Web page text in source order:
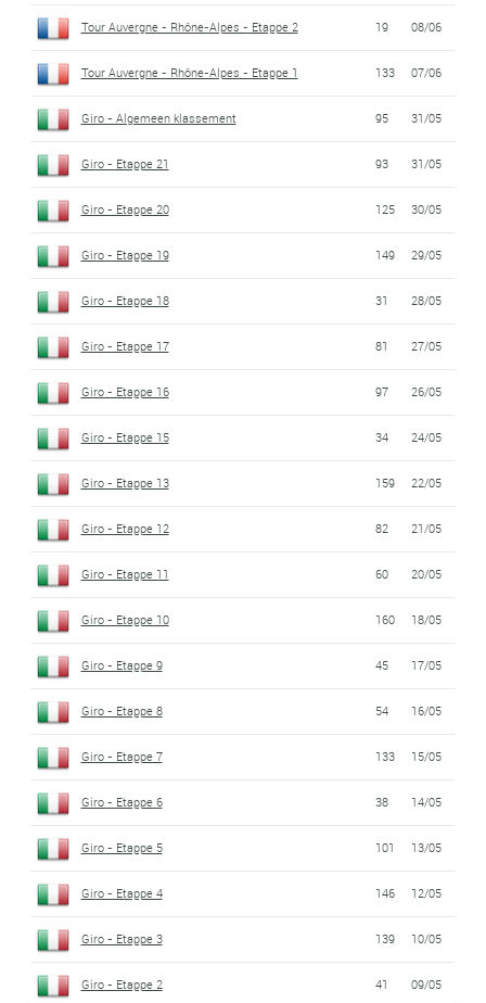
Tour Auvergne - Rhône-Alpes - Etappe 2 19 08/06
Tour Auvergne - Rhône-Alpes - Etappe 1 133 07/06
Giro - Algemeen klassement 95 31/05
Giro - Etappe 21 93 31/05
Giro - Etappe 20 125 30/05
Giro - Etappe 19 149 29/05
Giro - Etappe 18 31 28/05
Giro - Etappe 17 81 27/05
Giro - Etappe 16 97 26/05
Giro - Etappe 15 34 24/05
Giro - Etappe 13 159 22/05
Giro - Etappe 12 82 21/05
Giro - Etappe 11 60 20/05
Giro - Etappe 10 160 18/05
Giro - Etappe 9 45 17/05
Giro - Etappe 8 54 16/05
Giro - Etappe 7 133 15/05
Giro - Etappe 6 38 14/05
Giro - Etappe 5 101 13/05
Giro - Etappe 4 146 12/05
Giro - Etappe 3 139 10/05
Giro - Etappe 2 41 09/05